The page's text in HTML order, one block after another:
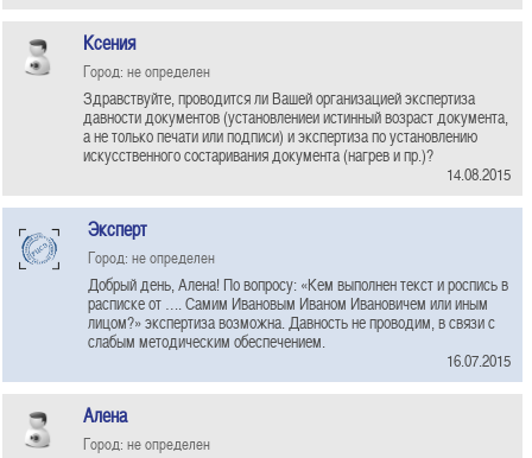
Ксения
Город: не определен
Здравствуйте, проводится ли Вашей организацией экспертиза
давности документов (установлениеи истинный возраст документа,
а не только печати или подписи) и экспертиза по установлению
искусственного состаривания документа (нагрев и пр.)?
14.08.2015
Эксперт
Город: не определен
Добрый день, Алена! По вопросу: «Кем выполнен текст и роспись в
расписке от …. Самим Ивановым Иваном Ивановичем или иным
лицом?» экспертиза возможна. Давность не проводим, в связи с
слабым методическим обеспечением.
16.07.2015
Алена
Город: не определен